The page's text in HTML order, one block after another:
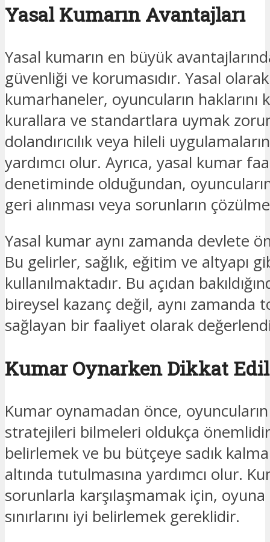
Yasal Kumarın Avantajları
Yasal kumarın en büyük
güvenliği ve korumasıdır. Yasal
kumarhaneler, oyuncuların
kurallara ve standartlara uymak
dolandırıcılık veya hileli
yardımcı olur. Ayrıca, yasal kumar
denetiminde olduğundan,
geri alınması veya sorunların
Yasal kumar aynı zamanda devlete
Bu gelirler, sağlık, eğitim ve altyapı
kullanılmaktadır. Bu açıdan
bireysel kazanç değil, aynı zamanda
sağlayan bir faaliyet olarak
Kumar Oynarken Dikkat
Kumar oynamadan önce,
stratejileri bilmeleri oldukça
belirlemek ve bu bütçeye sadık
altında tutulmasına yardımcı olur.
sorunlarla karşılaşmamak için,
sınırlarını iyi belirlemek gereklidir.